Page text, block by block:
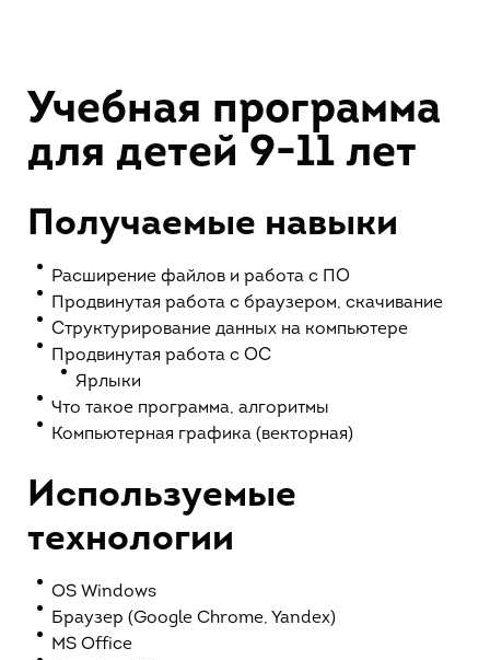
Учебная программа
для детей 9-11 лет
Получаемые навыки
Расширение файлов и работа с ПО
Продвинутая работа с браузером, скачивание
Структурирование данных на компьютере
Продвинутая работа с ОС
Ярлыки
Что такое программа, алгоритмы
Компьютерная графика (векторная)
Используемые
технологии
OS Windows
Браузер (Google Chrome, Yandex)
MS Office